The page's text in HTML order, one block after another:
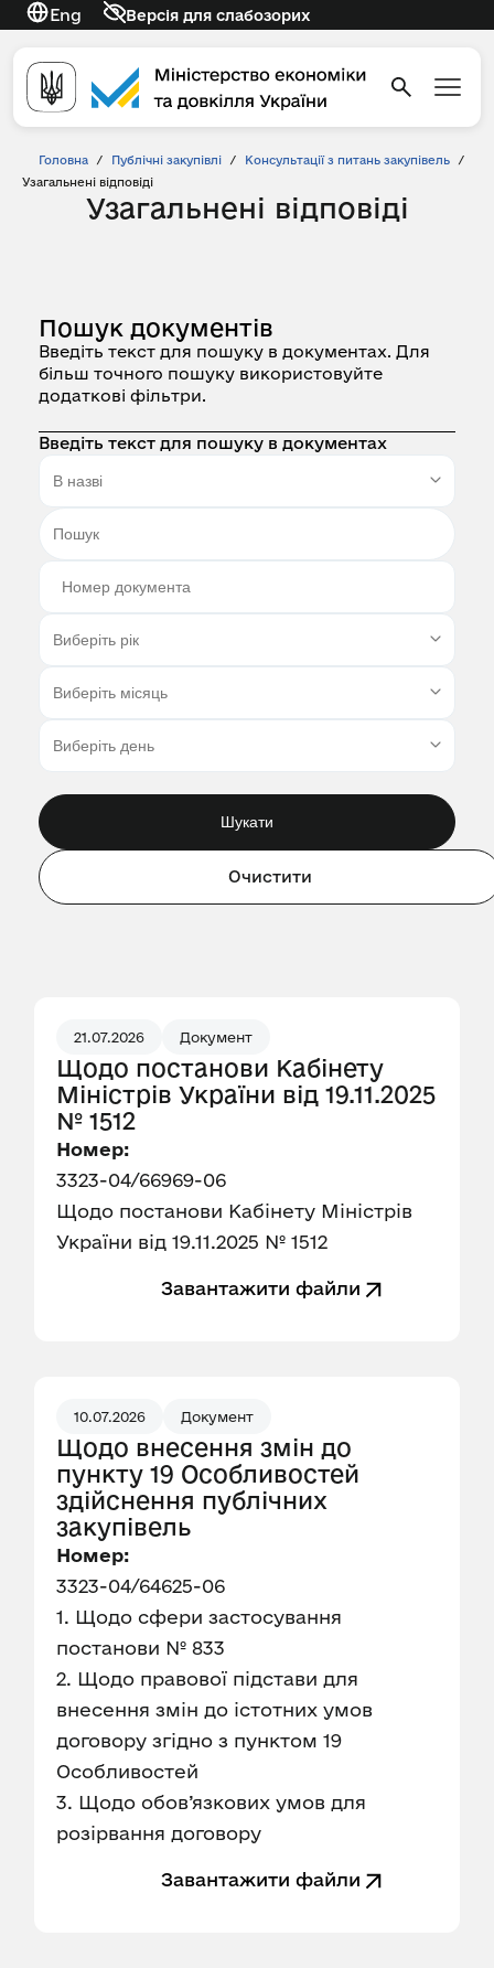
Eng Версія для слабозорих
Головна / Публічні закупівлі / Консультації з питань закупівель
/
Узагальнені відповіді
Узагальнені відповіді
Пошук документів
Введіть текст для пошуку в документах. Для
більш точного пошуку використовуйте
додаткові фільтри.
Введіть текст для пошуку в документах
Шукати
Очистити
21.07.2026 Документ
Щодо постанови Кабінету
Міністрів України від 19.11.2025
№ 1512
Номер:
3323-04/66969-06
Щодо постанови Кабінету Міністрів
України від 19.11.2025 № 1512
Завантажити файли
10.07.2026 Документ
Щодо внесення змін до
пункту 19 Особливостей
здійснення публічних
закупівель
Номер:
3323-04/64625-06
1. Щодо сфери застосування
постанови № 833
2. Щодо правової підстави для
внесення змін до істотних умов
договору згідно з пунктом 19
Особливостей
3. Щодо обов’язкових умов для
розірвання договору
Завантажити файли